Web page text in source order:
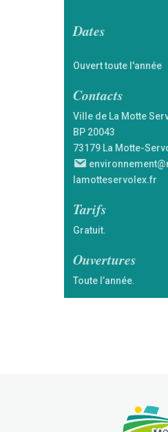
Dates
Ouvert toute l'année
Contacts
Ville de La Motte
BP 20043
73179 La Motte-
lamotteservolex.fr
Tarifs
Gratuit.
Ouvertures
Toute l’année.